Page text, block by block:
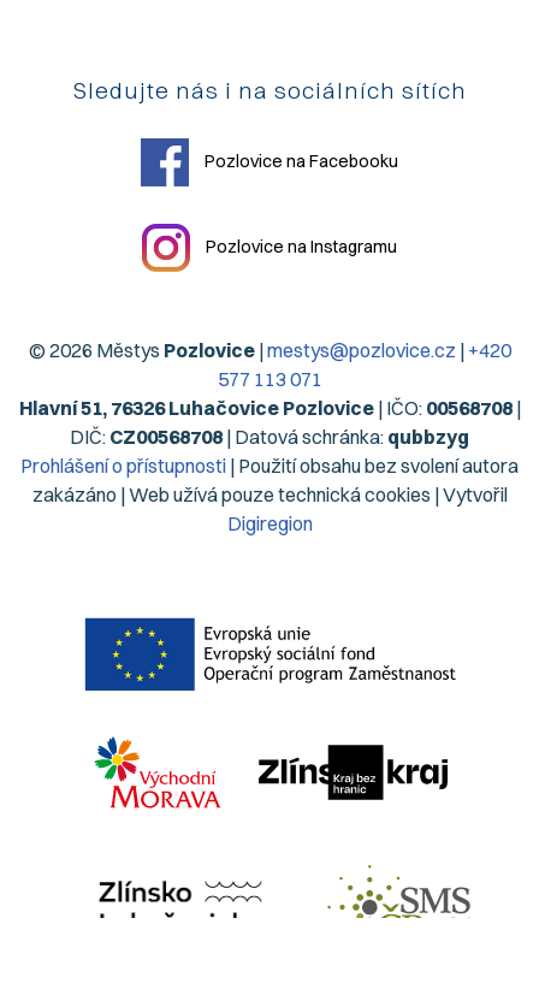
Sledujte nás i na sociálních sítích
Pozlovice na Facebooku
Pozlovice na Instagramu
© 2026 Městys Pozlovice|mestys@pozlovice.cz | +420
577 113 071
Hlavní 51, 76326 Luhačovice Pozlovice| IČO: 00568708|
DIČ: CZ00568708 | Datová schránka: qubbzyg
Prohlášení o přístupnosti | Použití obsahu bez svolení autora
zakázáno | Web užívá pouze technická cookies | Vytvořil
Digiregion